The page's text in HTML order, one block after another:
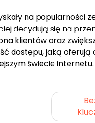
na popularności
decydują się na
klientów oraz
dostępu, jaką
świecie internetu.